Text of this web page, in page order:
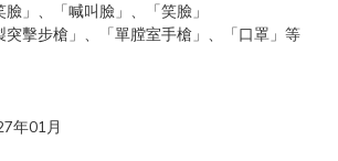
臉」、「喊叫臉」、「笑臉」
突擊步槍」、「單膛室手槍」、「口罩」等
年01月